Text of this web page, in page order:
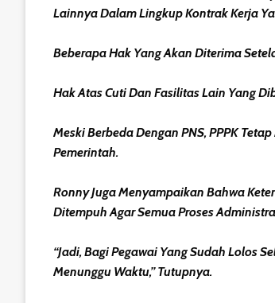
Lainnya Dalam Lingkup Kontrak Kerja
Beberapa Hak Yang Akan Diterima
Hak Atas Cuti Dan Fasilitas Lain Yang
Meski Berbeda Dengan PNS, PPPK
Pemerintah.
Ronny Juga Menyampaikan Bahwa
Ditempuh Agar Semua Proses
“Jadi, Bagi Pegawai Yang Sudah Lolos
Menunggu Waktu,” Tutupnya.